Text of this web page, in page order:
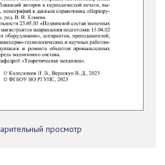
просмотр